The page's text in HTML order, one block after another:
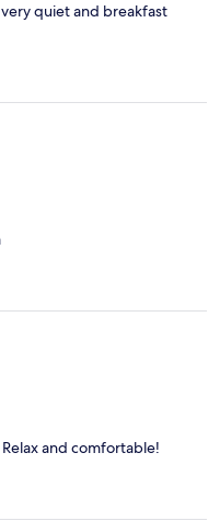
quiet and breakfast
and comfortable!